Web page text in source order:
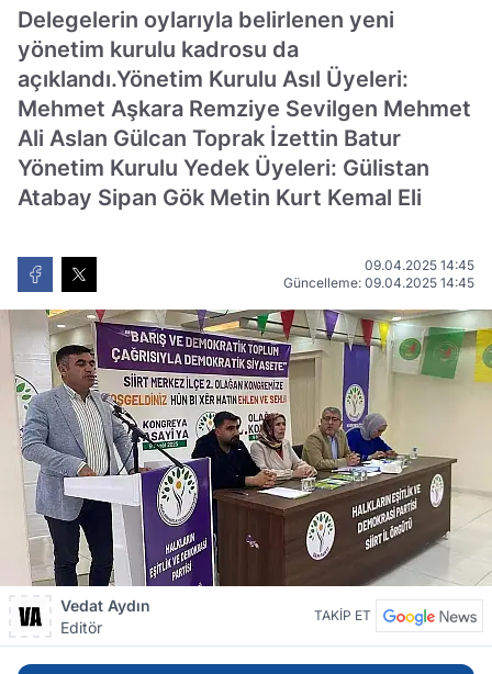
Delegelerin oylarıyla belirlenen yeni
yönetim kurulu kadrosu da
açıklandı.Yönetim Kurulu Asıl Üyeleri:
Mehmet Aşkara Remziye Sevilgen Mehmet
Ali Aslan Gülcan Toprak İzettin Batur
Yönetim Kurulu Yedek Üyeleri: Gülistan
Atabay Sipan Gök Metin Kurt Kemal Eli
09.04.2025 14:45
Güncelleme: 09.04.2025 14:45
Vedat Aydın
Editör
TAKİP ET